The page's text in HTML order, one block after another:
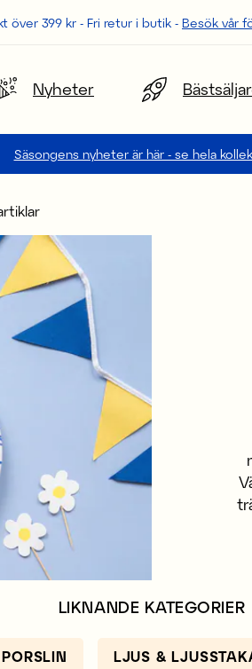
över 399 kr - Fri retur i butik - Besök vår
Nyheter
Säsongens nyheter är här - se hela
LIKNANDE KATEGORIER
LJUS &